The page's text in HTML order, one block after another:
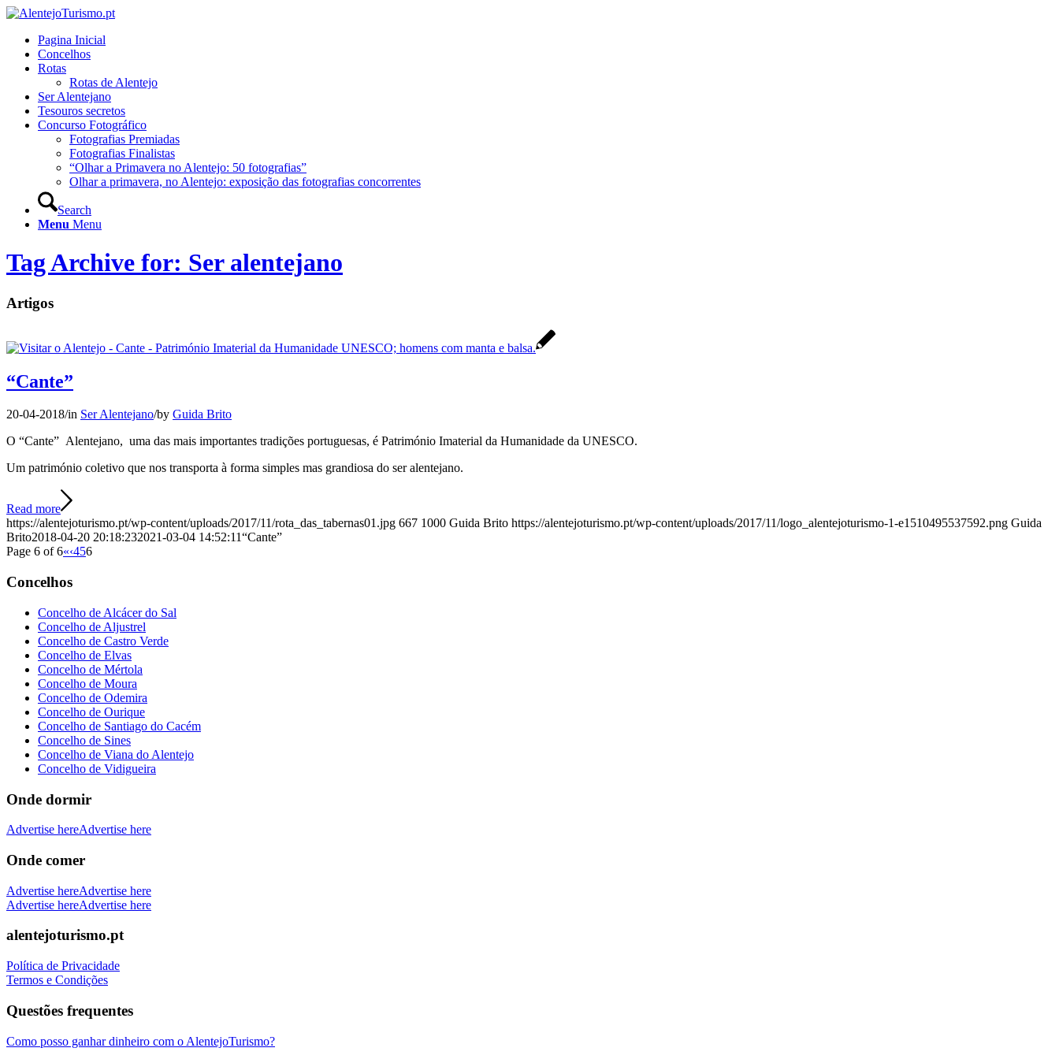
Pagina Inicial
Concelhos
Rotas
Rotas de Alentejo
Ser Alentejano
Tesouros secretos
Concurso Fotográfico
Fotografias Premiadas
Fotografias Finalistas
“Olhar a Primavera no Alentejo: 50 fotografias”
Olhar a primavera, no Alentejo: exposição das fotografias concorrentes
Search
Menu Menu
Tag Archive for: Ser alentejano
Artigos
“Cante”
20-04-2018/in Ser Alentejano/by Guida Brito
O “Cante” Alentejano, uma das mais importantes tradições portuguesas, é Património Imaterial da Humanidade da UNESCO.
Um património coletivo que nos transporta à forma simples mas grandiosa do ser alentejano.
Read more
https://alentejoturismo.pt/wp-content/uploads/2017/11/rota_das_tabernas01.jpg 667 1000 Guida Brito https://alentejoturismo.pt/wp-content/uploads/2017/11/logo_alentejoturismo-1-e1510495537592.png Guida
Brito2018-04-20 20:18:232021-03-04 14:52:11“Cante”
Page 6 of 6«‹456
Concelhos
Concelho de Alcácer do Sal
Concelho de Aljustrel
Concelho de Castro Verde
Concelho de Elvas
Concelho de Mértola
Concelho de Moura
Concelho de Odemira
Concelho de Ourique
Concelho de Santiago do Cacém
Concelho de Sines
Concelho de Viana do Alentejo
Concelho de Vidigueira
Onde dormir
Advertise hereAdvertise here
Onde comer
Advertise hereAdvertise here
Advertise hereAdvertise here
alentejoturismo.pt
Política de Privacidade
Termos e Condições
Questões frequentes
Como posso ganhar dinheiro com o AlentejoTurismo?